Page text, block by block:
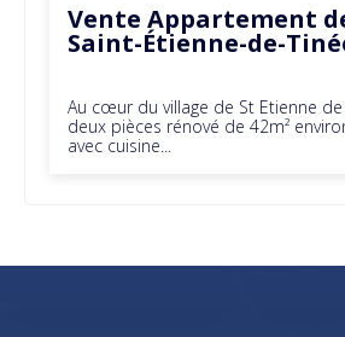
Vente Appartement
Saint-Étienne-de-
Au cœur du village de St Etienne de
deux pièces rénové de 42m²
avec cuisine...